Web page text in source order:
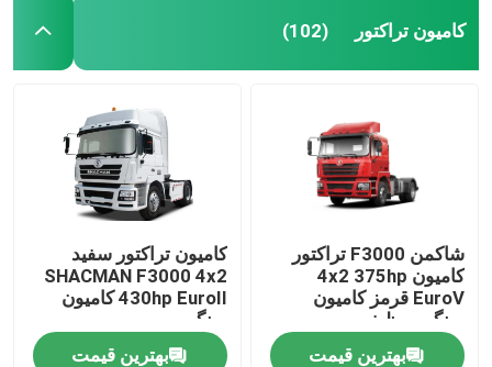
کامیون تراکتور (102)
شاکمن F3000 تراکتور
کامیون 4x2 375hp
EuroV قرمز کامیون
سنگین وظیفه
بهترین قیمت
کامیون تراکتور سفید
SHACMAN F3000 4x2
430hp EuroII کامیون
سنگین
بهترین قیمت